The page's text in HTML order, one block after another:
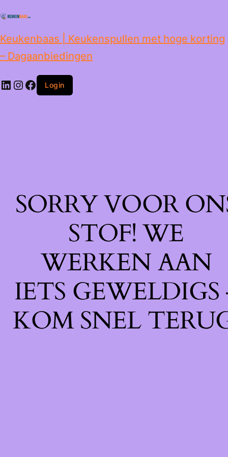
inhoud
Keukenbaas | Keukenspullen met hoge korting
– Dagaanbiedingen
Login
SORRY VOOR
STOF! WE
WERKEN AAN
IETS GEWELDIGS
KOM SNEL